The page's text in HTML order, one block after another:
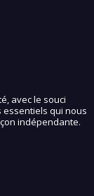
avec le souci
essentiels qui nous
indépendante.